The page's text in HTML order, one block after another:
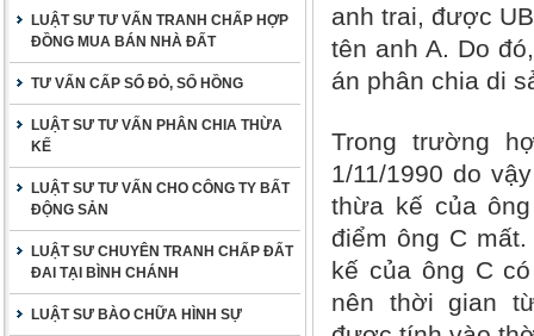
LUẬT SƯ TƯ VẤN TRANH CHẤP HỢP
ĐỒNG MUA BÁN NHÀ ĐẤT
TƯ VẤN CẤP SỔ ĐỎ, SỔ HỒNG
LUẬT SƯ TƯ VẤN PHÂN CHIA THỪA
KẾ
LUẬT SƯ TƯ VẤN CHO CÔNG TY BẤT
ĐỘNG SẢN
LUẬT SƯ CHUYÊN TRANH CHẤP ĐẤT
ĐAI TẠI BÌNH CHÁNH
LUẬT SƯ BÀO CHỮA HÌNH SỰ
anh trai, được
tên anh A. Do
án phân chia di
Trong trường
1/11/1990 do
thừa kế của
điểm ông C
kế của ông C
nên thời gian